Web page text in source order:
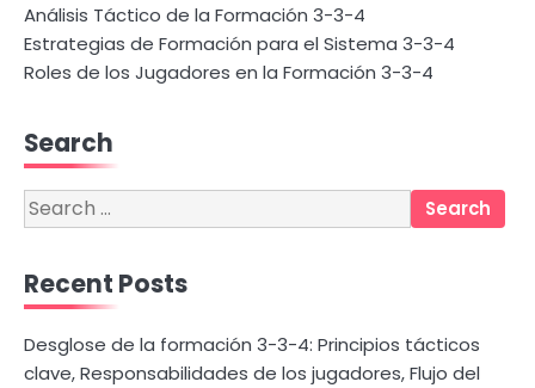
Análisis Táctico de la Formación 3-3-4
Estrategias de Formación para el Sistema 3-3-4
Roles de los Jugadores en la Formación 3-3-4
Search
Search
for:
Recent Posts
Desglose de la formación 3-3-4: Principios tácticos
clave, Responsabilidades de los jugadores, Flujo del